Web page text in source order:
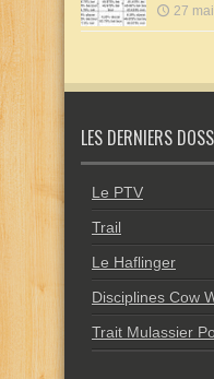
27
LES DERNIERS
Le PTV
Trail
Le Haflinger
Disciplines Cow
Trait Mulassier